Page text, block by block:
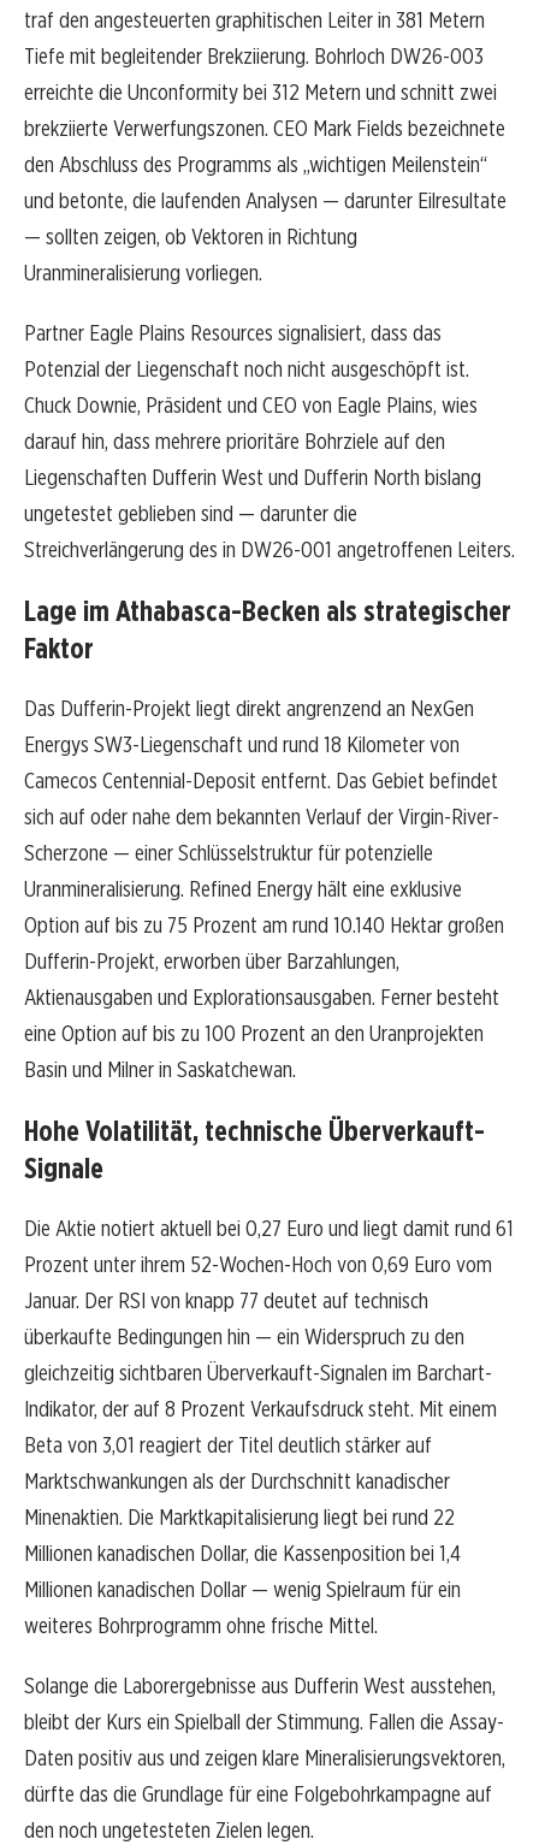
traf den angesteuerten graphitischen Leiter in 381 Metern
Tiefe mit begleitender Brekziierung. Bohrloch DW26-003
erreichte die Unconformity bei 312 Metern und schnitt zwei
brekziierte Verwerfungszonen. CEO Mark Fields bezeichnete
den Abschluss des Programms als „wichtigen Meilenstein“
und betonte, die laufenden Analysen — darunter Eilresultate
— sollten zeigen, ob Vektoren in Richtung
Uranmineralisierung vorliegen.
Partner Eagle Plains Resources signalisiert, dass das
Potenzial der Liegenschaft noch nicht ausgeschöpft ist.
Chuck Downie, Präsident und CEO von Eagle Plains, wies
darauf hin, dass mehrere prioritäre Bohrziele auf den
Liegenschaften Dufferin West und Dufferin North bislang
ungetestet geblieben sind — darunter die
Streichverlängerung des in DW26-001 angetroffenen Leiters.
Lage im Athabasca-Becken als strategischer
Faktor
Das Dufferin-Projekt liegt direkt angrenzend an NexGen
Energys SW3-Liegenschaft und rund 18 Kilometer von
Camecos Centennial-Deposit entfernt. Das Gebiet befindet
sich auf oder nahe dem bekannten Verlauf der Virgin-River-
Scherzone — einer Schlüsselstruktur für potenzielle
Uranmineralisierung. Refined Energy hält eine exklusive
Option auf bis zu 75 Prozent am rund 10.140 Hektar großen
Dufferin-Projekt, erworben über Barzahlungen,
Aktienausgaben und Explorationsausgaben. Ferner besteht
eine Option auf bis zu 100 Prozent an den Uranprojekten
Basin und Milner in Saskatchewan.
Hohe Volatilität, technische Überverkauft-
Signale
Die Aktie notiert aktuell bei 0,27 Euro und liegt damit rund 61
Prozent unter ihrem 52-Wochen-Hoch von 0,69 Euro vom
Januar. Der RSI von knapp 77 deutet auf technisch
überkaufte Bedingungen hin — ein Widerspruch zu den
gleichzeitig sichtbaren Überverkauft-Signalen im Barchart-
Indikator, der auf 8 Prozent Verkaufsdruck steht. Mit einem
Beta von 3,01 reagiert der Titel deutlich stärker auf
Marktschwankungen als der Durchschnitt kanadischer
Minenaktien. Die Marktkapitalisierung liegt bei rund 22
Millionen kanadischen Dollar, die Kassenposition bei 1,4
Millionen kanadischen Dollar — wenig Spielraum für ein
weiteres Bohrprogramm ohne frische Mittel.
Solange die Laborergebnisse aus Dufferin West ausstehen,
bleibt der Kurs ein Spielball der Stimmung. Fallen die Assay-
Daten positiv aus und zeigen klare Mineralisierungsvektoren,
dürfte das die Grundlage für eine Folgebohrkampagne auf
den noch ungetesteten Zielen legen.